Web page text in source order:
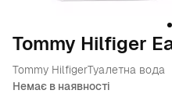
Tommy Hilfiger
Tommy HilfigerТуалетна вода
Немає в наявності